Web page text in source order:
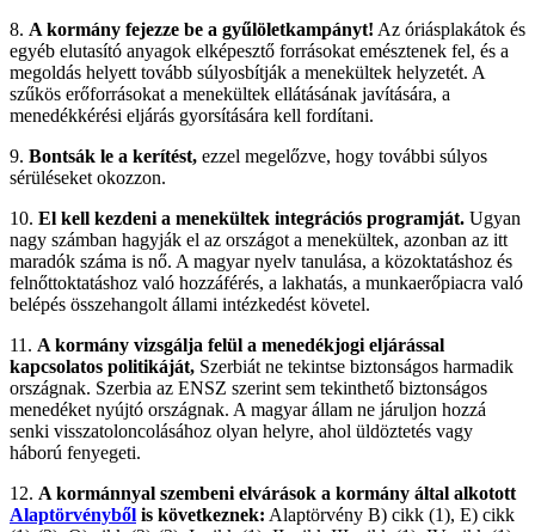
8. A kormány fejezze be a gyűlöletkampányt! Az óriásplakátok és
egyéb elutasító anyagok elképesztő forrásokat emésztenek fel, és a
megoldás helyett tovább súlyosbítják a menekültek helyzetét. A
szűkös erőforrásokat a menekültek ellátásának javítására, a
menedékkérési eljárás gyorsítására kell fordítani.
9. Bontsák le a kerítést, ezzel megelőzve, hogy további súlyos
sérüléseket okozzon.
10. El kell kezdeni a menekültek integrációs programját. Ugyan
nagy számban hagyják el az országot a menekültek, azonban az itt
maradók száma is nő. A magyar nyelv tanulása, a közoktatáshoz és
felnőttoktatáshoz való hozzáférés, a lakhatás, a munkaerőpiacra való
belépés összehangolt állami intézkedést követel.
11. A kormány vizsgálja felül a menedékjogi eljárással
kapcsolatos politikáját, Szerbiát ne tekintse biztonságos harmadik
országnak. Szerbia az ENSZ szerint sem tekinthető biztonságos
menedéket nyújtó országnak. A magyar állam ne járuljon hozzá
senki visszatoloncolásához olyan helyre, ahol üldöztetés vagy
háború fenyegeti.
12. A kormánnyal szembeni elvárások a kormány által alkotott
Alaptörvényből is következnek: Alaptörvény B) cikk (1), E) cikk